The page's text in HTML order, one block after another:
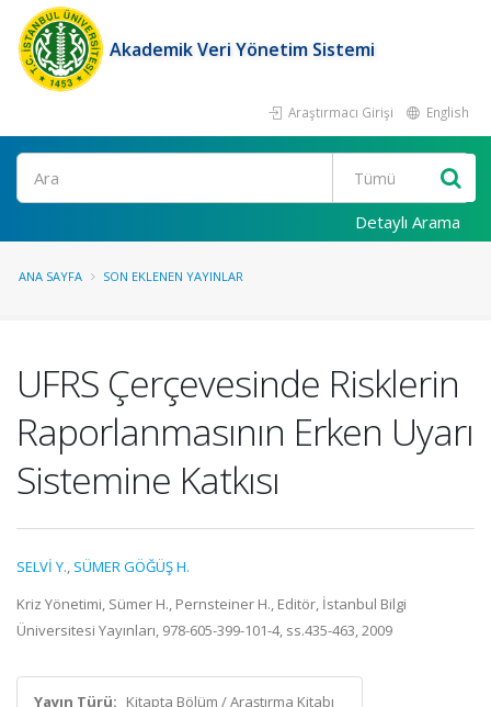
Akademik Veri Yönetim Sistemi
Araştırmacı Girişi English
Ara
Detaylı Arama
ANA SAYFA SON EKLENEN YAYINLAR
UFRS Çerçevesinde Risklerin
Raporlanmasının Erken Uyarı
Sistemine Katkısı
SELVİ Y., SÜMER GÖĞÜŞ H.
Kriz Yönetimi, Sümer H., Pernsteiner H., Editör, İstanbul Bilgi
Üniversitesi Yayınları, 978-605-399-101-4, ss.435-463, 2009
Yayın Türü: Kitapta Bölüm / Araştırma Kitabı